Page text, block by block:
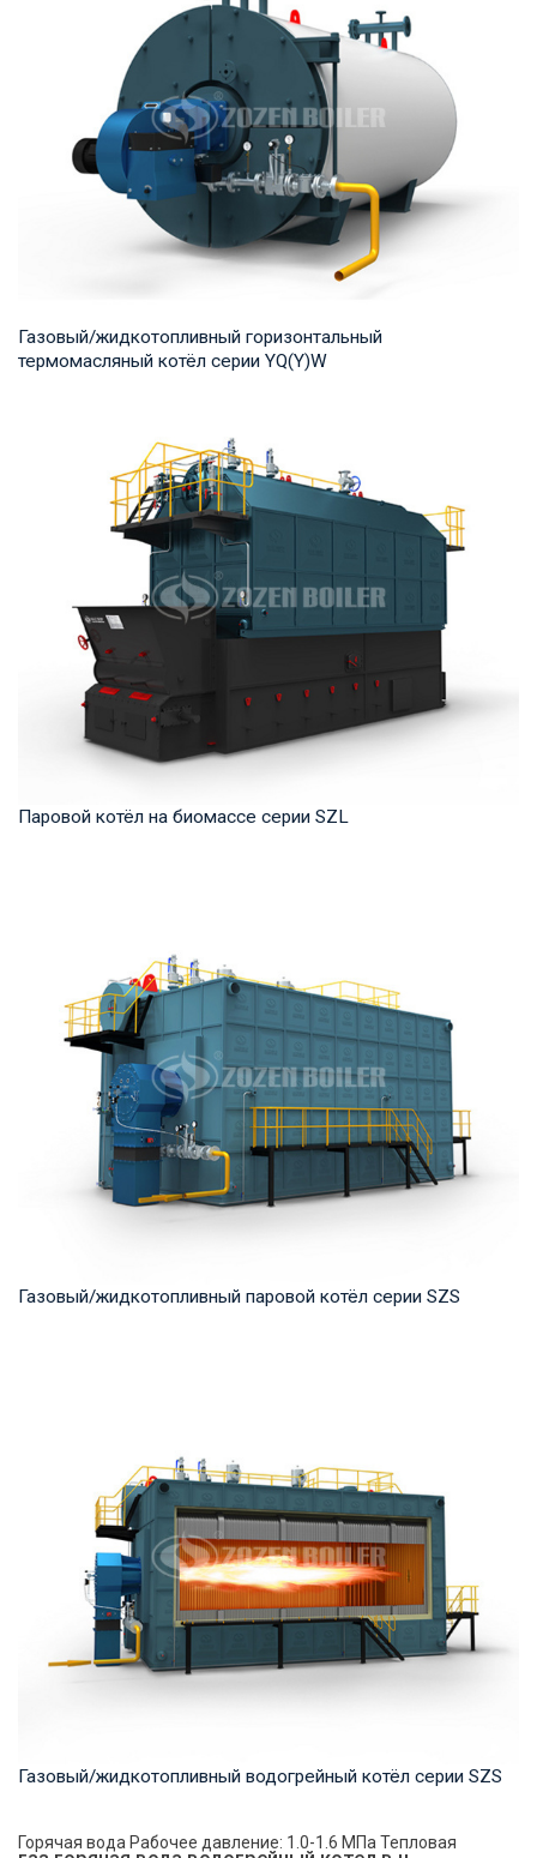
Газовый/жидкотопливный горизонтальный
термомасляный котёл серии YQ(Y)W
Паровой котёл на биомассе серии SZL
Газовый/жидкотопливный паровой котёл серии SZS
Газовый/жидкотопливный водогрейный котёл серии SZS
Горячая вода Рабочее давление: 1.0-1.6 МПа Тепловая